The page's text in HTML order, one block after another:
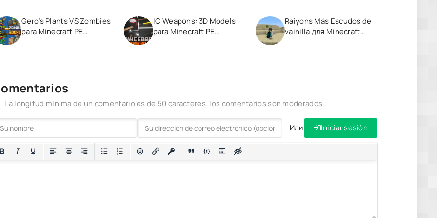
Gero’s Plants VS Zombies
para Minecraft PE
IC Weapons: 3D Models
para Minecraft PE
Raiyons Más Escudos de
vainilla для Minecraft
La longitud mínima de un comentario es de 50 caracteres. los comentarios son moderados
Или Iniciar sesión